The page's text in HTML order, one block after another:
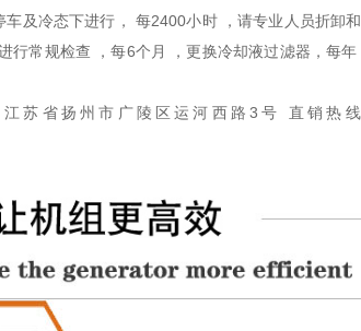
及冷态下进行， 每2400小时 ，请专业人员折卸
行常规检查 ，每6个月 ，更换冷却液过滤器，每
苏省扬州市广陵区运河西路3号 直销热